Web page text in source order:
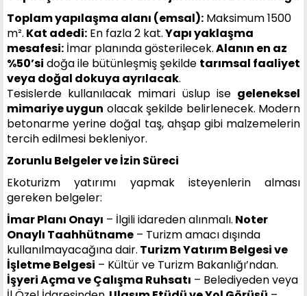
Toplam yapılaşma alanı (emsal): Maksimum 1500
m². Kat adedi: En fazla 2 kat.Yapı yaklaşma
mesafesi: İmar planında gösterilecek.Alanın en az
%50’si doğa ile bütünleşmiş şekilde tarımsal faaliyet
veya doğal dokuya ayrılacak.
Tesislerde kullanılacak mimari üslup ise geleneksel
mimariye uygun olacak şekilde belirlenecek. Modern
betonarme yerine doğal taş, ahşap gibi malzemelerin
tercih edilmesi bekleniyor.
Zorunlu Belgeler ve İzin Süreci
Ekoturizm yatırımı yapmak isteyenlerin alması
gereken belgeler:
İmar Planı Onayı – İlgili idareden alınmalı. Noter
Onaylı Taahhütname – Turizm amacı dışında
kullanılmayacağına dair. Turizm Yatırım Belgesi ve
İşletme Belgesi – Kültür ve Turizm Bakanlığı’ndan.
İşyeri Açma ve Çalışma Ruhsatı – Belediyeden veya